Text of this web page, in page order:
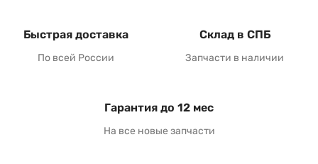
Быстрая доставка
По всей России
Склад в СПБ
Запчасти в наличии
Гарантия до 12 мес
На все новые запчасти